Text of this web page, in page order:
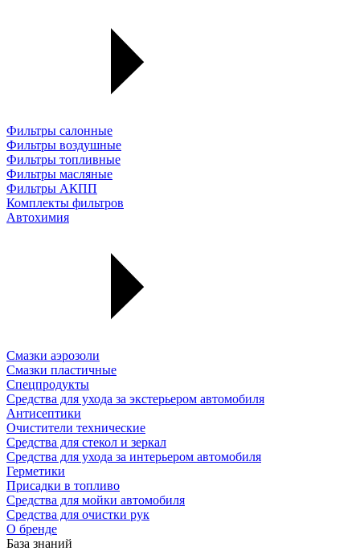
Фильтры салонные
Фильтры воздушные
Фильтры топливные
Фильтры масляные
Фильтры АКПП
Комплекты фильтров
Автохимия
Смазки аэрозоли
Смазки пластичные
Спецпродукты
Средства для ухода за экстерьером автомобиля
Антисептики
Очистители технические
Средства для стекол и зеркал
Средства для ухода за интерьером автомобиля
Герметики
Присадки в топливо
Средства для мойки автомобиля
Средства для очистки рук
О бренде
База знаний